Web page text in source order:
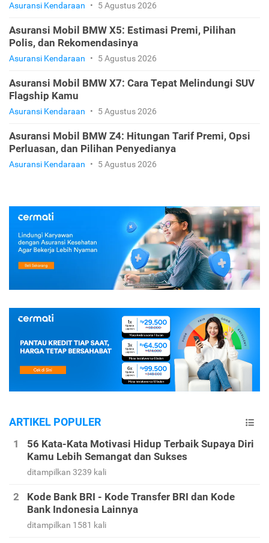
Asuransi Kendaraan • 5 Agustus 2026
Asuransi Mobil BMW X5: Estimasi Premi, Pilihan
Polis, dan Rekomendasinya
Asuransi Kendaraan • 5 Agustus 2026
Asuransi Mobil BMW X7: Cara Tepat Melindungi SUV
Flagship Kamu
Asuransi Kendaraan • 5 Agustus 2026
Asuransi Mobil BMW Z4: Hitungan Tarif Premi, Opsi
Perluasan, dan Pilihan Penyedianya
Asuransi Kendaraan • 5 Agustus 2026
ARTIKEL POPULER
56 Kata-Kata Motivasi Hidup Terbaik Supaya Diri
Kamu Lebih Semangat dan Sukses
ditampilkan 3239 kali
Kode Bank BRI - Kode Transfer BRI dan Kode
Bank Indonesia Lainnya
ditampilkan 1581 kali